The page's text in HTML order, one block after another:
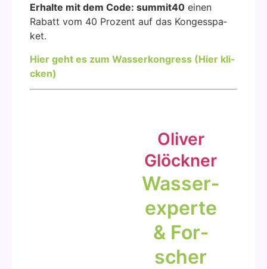
Erhal­te mit dem Code: summit40 einen
Rabatt vom 40 Pro­zent auf das Kong­es­s­pa­
ket.
Hier geht es zum Was­ser­kon­gress (Hier kli­
cken)
Oli­ver
Glöck­ner
Was­ser­
ex­per­te
& For­
scher